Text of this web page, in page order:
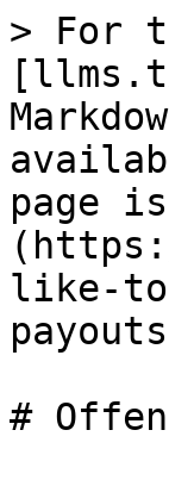
> For
page
like-
#